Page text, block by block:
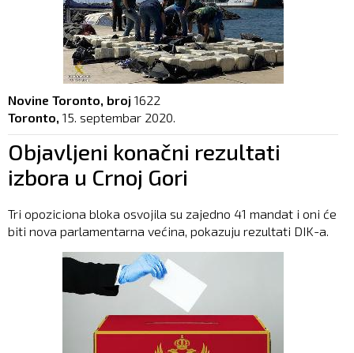
Novine Toronto, broj 1622
Toronto, 15. septembar 2020.
Objavljeni konačni rezultati
izbora u Crnoj Gori
Tri opoziciona bloka osvojila su zajedno 41 mandat i oni će
biti nova parlamentarna većina, pokazuju rezultati DIK-a.